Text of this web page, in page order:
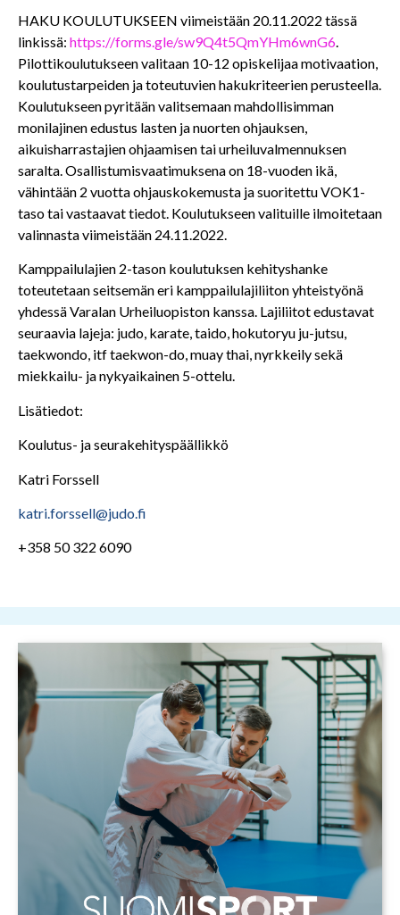
HAKU KOULUTUKSEEN viimeistään 20.11.2022 tässä
linkissä: https://forms.gle/sw9Q4t5QmYHm6wnG6.
Pilottikoulutukseen valitaan 10-12 opiskelijaa motivaation,
koulutustarpeiden ja toteutuvien hakukriteerien perusteella.
Koulutukseen pyritään valitsemaan mahdollisimman
monilajinen edustus lasten ja nuorten ohjauksen,
aikuisharrastajien ohjaamisen tai urheiluvalmennuksen
saralta. Osallistumisvaatimuksena on 18-vuoden ikä,
vähintään 2 vuotta ohjauskokemusta ja suoritettu VOK1-
taso tai vastaavat tiedot. Koulutukseen valituille ilmoitetaan
valinnasta viimeistään 24.11.2022.
Kamppailulajien 2-tason koulutuksen kehityshanke
toteutetaan seitsemän eri kamppailulajiliiton yhteistyönä
yhdessä Varalan Urheiluopiston kanssa. Lajiliitot edustavat
seuraavia lajeja: judo, karate, taido, hokutoryu ju-jutsu,
taekwondo, itf taekwon-do, muay thai, nyrkkeily sekä
miekkailu- ja nykyaikainen 5-ottelu.
Lisätiedot:
Koulutus- ja seurakehityspäällikkö
Katri Forssell
katri.forssell@judo.fi
+358 50 322 6090